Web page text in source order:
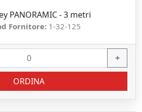
PANORAMIC - 3 metri
Fornitore: 1-32-125
+
ORDINA